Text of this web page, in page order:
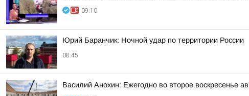
09:10
Юрий Баранчик: Ночной удар по территории России
08:45
Василий Анохин: Ежегодно во второе воскресенье